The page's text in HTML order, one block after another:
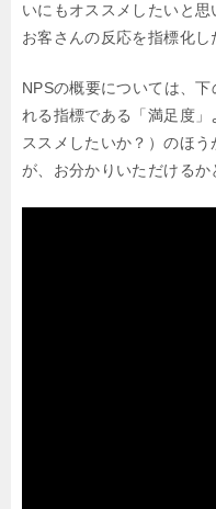
いにもオススメしたいと思
お客さんの反応を指標化し
NPSの概要については、
れる指標である「満足度
ススメしたいか？）のほ
が、お分かりいただけるか